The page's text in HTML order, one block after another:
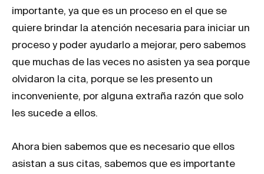
importante, ya que es un proceso en el que se
quiere brindar la atención necesaria para iniciar un
proceso y poder ayudarlo a mejorar, pero sabemos
que muchas de las veces no asisten ya sea porque
olvidaron la cita, porque se les presento un
inconveniente, por alguna extraña razón que solo
les sucede a ellos.
Ahora bien sabemos que es necesario que ellos
asistan a sus citas, sabemos que es importante